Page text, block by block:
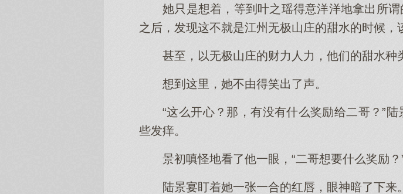
她只是想着，等到叶之瑶得意洋洋地拿出所
之后，发现这不就是江州无极山庄的甜水的时候，
甚至，以无极山庄的财力人力，他们的甜水种
想到这里，她不由得笑出了声。
“这么开心？那，有没有什么奖励给二哥？”
些发痒。
景初嗔怪地看了他一眼，“二哥想要什么奖励？
陆景宴盯着她一张一合的红唇，眼神暗了下来。